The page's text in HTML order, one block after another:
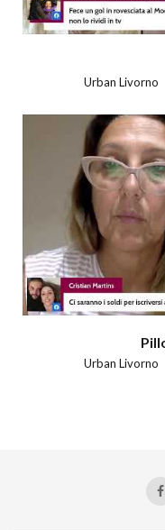
Urban Livorno
Urban Livorno